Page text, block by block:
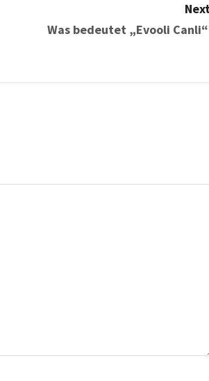
Was bedeutet „Evooli